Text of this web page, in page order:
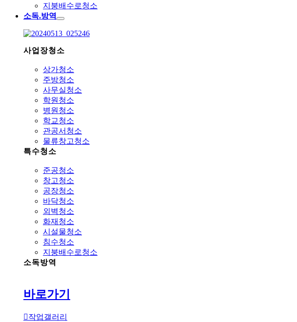
지붕배수로청소
소독.방역
사업장청소
상가청소
주방청소
사무실청소
학원청소
병원청소
학교청소
관공서청소
물류창고청소
특수청소
준공청소
창고청소
공장청소
바닥청소
외벽청소
화재청소
시설물청소
침수청소
지붕배수로청소
소독방역
바로가기
작업갤러리